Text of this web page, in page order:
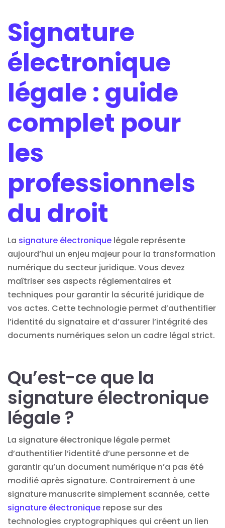
Signature
électronique
légale : guide
complet pour
les
professionnels
du droit
La signature électronique légale représente
aujourd’hui un enjeu majeur pour la transformation
numérique du secteur juridique. Vous devez
maîtriser ses aspects réglementaires et
techniques pour garantir la sécurité juridique de
vos actes. Cette technologie permet d’authentifier
l’identité du signataire et d’assurer l’intégrité des
documents numériques selon un cadre légal strict.
Qu’est-ce que la
signature électronique
légale ?
La signature électronique légale permet
d’authentifier l’identité d’une personne et de
garantir qu’un document numérique n’a pas été
modifié après signature. Contrairement à une
signature manuscrite simplement scannée, cette
signature électronique repose sur des
technologies cryptographiques qui créent un lien